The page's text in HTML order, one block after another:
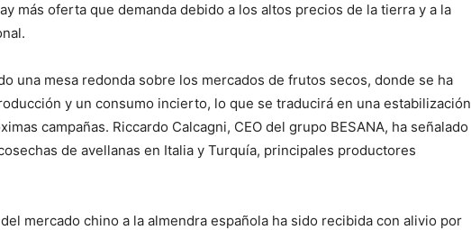
más oferta que demanda debido a los altos precios de la tierra y a la
una mesa redonda sobre los mercados de frutos secos, donde se ha
y un consumo incierto, lo que se traducirá en una estabilización
campañas. Riccardo Calcagni, CEO del grupo BESANA, ha señalado
de avellanas en Italia y Turquía, principales productores
mercado chino a la almendra española ha sido recibida con alivio por